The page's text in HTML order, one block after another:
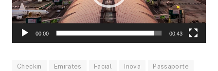
00:00 00:43
Checkin Emirates Facial Inova Passaporte